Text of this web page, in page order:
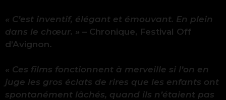
« C’est inventif, élégant et émouvant. En plein
dans le chœur. » – Chronique, Festival Off
d’Avignon.
« Ces films fonctionnent à merveille si l’on en
juge les gros éclats de rires que les enfants ont
spontanément lâchés, quand ils n’étaient pas